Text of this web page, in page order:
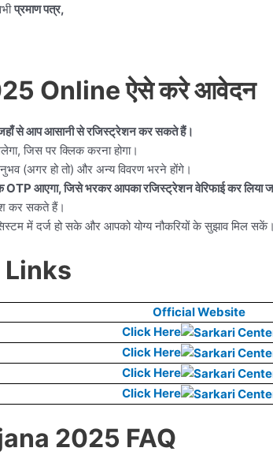
प्रमाण पत्र,
Online ऐसे करे आवेदन
जहाँ से आप आसानी से रजिस्ट्रेशन कर सकते हैं।
जिस पर क्लिक करना होगा।
(अगर हो तो) और अन्य विवरण भरने होंगे।
OTP आएगा, जिसे भरकर आपका रजिस्ट्रेशन वेरिफाई कर लिया
कर सकते हैं।
में दर्ज हो सके और आपको योग्य नौकरियों के सुझाव मिल सकें।
Official Website
Click Here
Click Here
Click Here
Click Here
2025 FAQ